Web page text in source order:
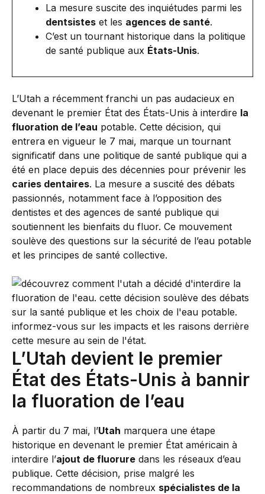
La mesure suscite des inquiétudes parmi les
dentsistes et les agences de santé.
C’est un tournant historique dans la politique
de santé publique aux États-Unis.
L’Utah a récemment franchi un pas audacieux en
devenant le premier État des États-Unis à interdire la
fluoration de l’eau potable. Cette décision, qui
entrera en vigueur le 7 mai, marque un tournant
significatif dans une politique de santé publique qui a
été en place depuis des décennies pour prévenir les
caries dentaires. La mesure a suscité des débats
passionnés, notamment face à l’opposition des
dentistes et des agences de santé publique qui
soutiennent les bienfaits du fluor. Ce mouvement
soulève des questions sur la sécurité de l’eau potable
et les principes de santé collective.
L’Utah devient le premier
État des États-Unis à bannir
la fluoration de l’eau
À partir du 7 mai, l’Utah marquera une étape
historique en devenant le premier État américain à
interdire l’ajout de fluorure dans les réseaux d’eau
publique. Cette décision, prise malgré les
recommandations de nombreux spécialistes de la